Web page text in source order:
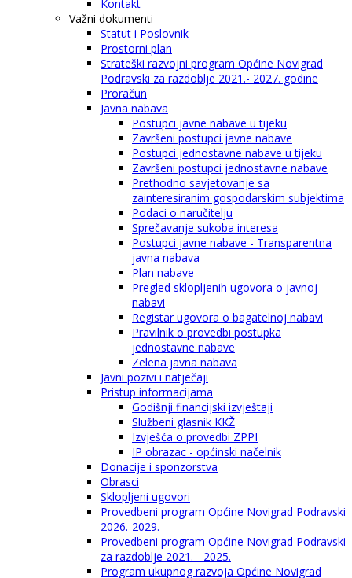
Kontakt
Važni dokumenti
Statut i Poslovnik
Prostorni plan
Strateški razvojni program Općine Novigrad
Podravski za razdoblje 2021.- 2027. godine
Proračun
Javna nabava
Postupci javne nabave u tijeku
Završeni postupci javne nabave
Postupci jednostavne nabave u tijeku
Završeni postupci jednostavne nabave
Prethodno savjetovanje sa
zainteresiranim gospodarskim subjektima
Podaci o naručitelju
Sprečavanje sukoba interesa
Postupci javne nabave - Transparentna
javna nabava
Plan nabave
Pregled sklopljenih ugovora o javnoj
nabavi
Registar ugovora o bagatelnoj nabavi
Pravilnik o provedbi postupka
jednostavne nabave
Zelena javna nabava
Javni pozivi i natječaji
Pristup informacijama
Godišnji financijski izvještaji
Službeni glasnik KKŽ
Izvješća o provedbi ZPPI
IP obrazac - općinski načelnik
Donacije i sponzorstva
Obrasci
Sklopljeni ugovori
Provedbeni program Općine Novigrad Podravski
2026.-2029.
Provedbeni program Općine Novigrad Podravski
za razdoblje 2021. - 2025.
Program ukupnog razvoja Općine Novigrad